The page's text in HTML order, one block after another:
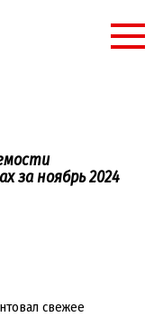
за ноябрь 2024
свежее